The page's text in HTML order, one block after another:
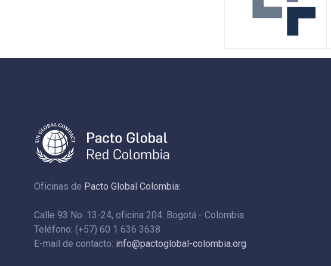
Oficinas de Pacto Global Colombia:
Calle 93 No. 13-24, oficina 204. Bogotá - Colombia
Teléfono: (+57) 60 1 636 3638
E-mail de contacto: info@pactoglobal-colombia.org